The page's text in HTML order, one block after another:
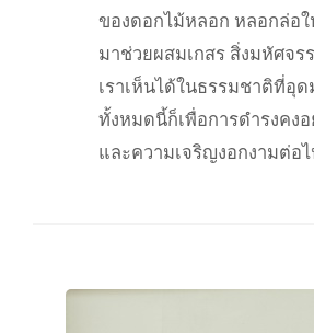
ของดอกไม้หลอก หลอกล่อใ
มาช่วยผสมเกสร สิ่งมหัศจร
เราเห็นได้ในธรรมชาติที่อุ
ทั้งหมดนี้ก็เพื่อการดำรงคง
และความเจริญงอกงามต่อไ